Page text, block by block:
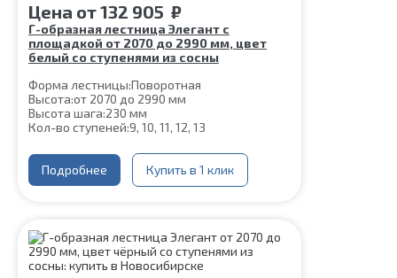
Цена от132 905 ₽
Г-образная лестница Элегант с
площадкой от 2070 до 2990 мм, цвет
белый со ступенями из сосны
Форма лестницы:Поворотная
Высота:от 2070 до 2990 мм
Высота шага:230 мм
Кол-во ступеней:9, 10, 11, 12, 13
Глубина ступени:
300 мм
Материал каркаса:
Сталь
Материал ступеней:Сосна
Угол наклона: 45°
Срок гарантии (на металлокаркас):25 лет
Подробнее Купить в 1 клик